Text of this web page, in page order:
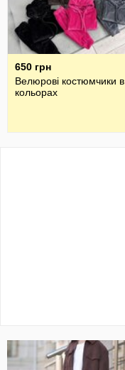
650 грн
Велюрові костюмчики в
кольорах